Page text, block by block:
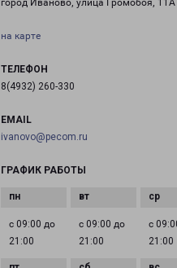
город Иваново, улица Громобоя, 11А
на карте
ТЕЛЕФОН
8(4932) 260-330
EMAIL
ivanovo@pecom.ru
ГРАФИК РАБОТЫ
с 09:00 до
21:00
с 09:00 до
21:00
с
21:00